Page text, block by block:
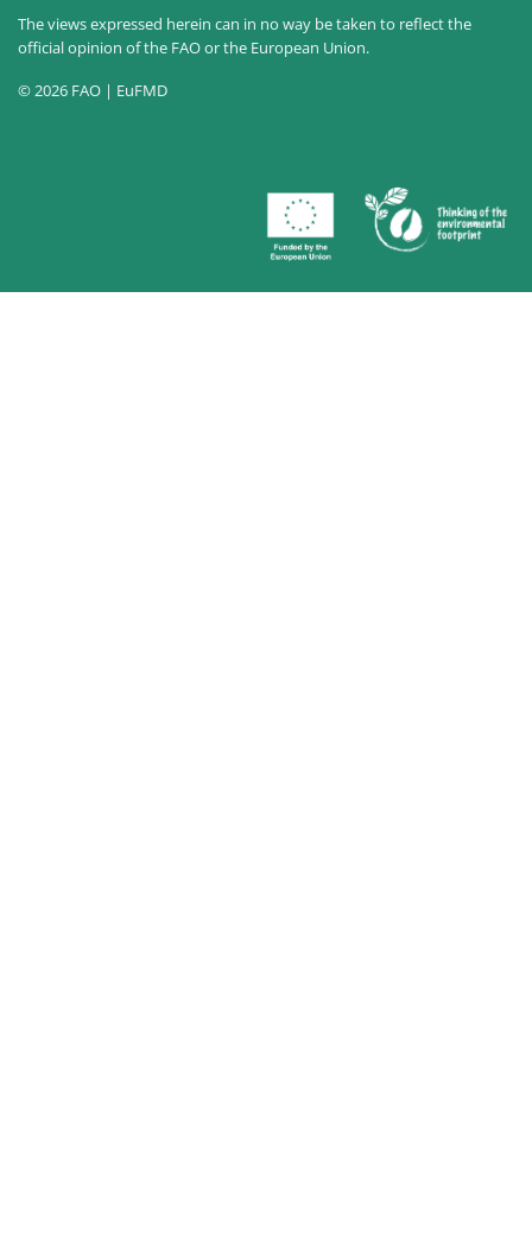
The views expressed herein can in no way be taken to reflect the
official opinion of the FAO or the European Union.
© 2026 FAO | EuFMD